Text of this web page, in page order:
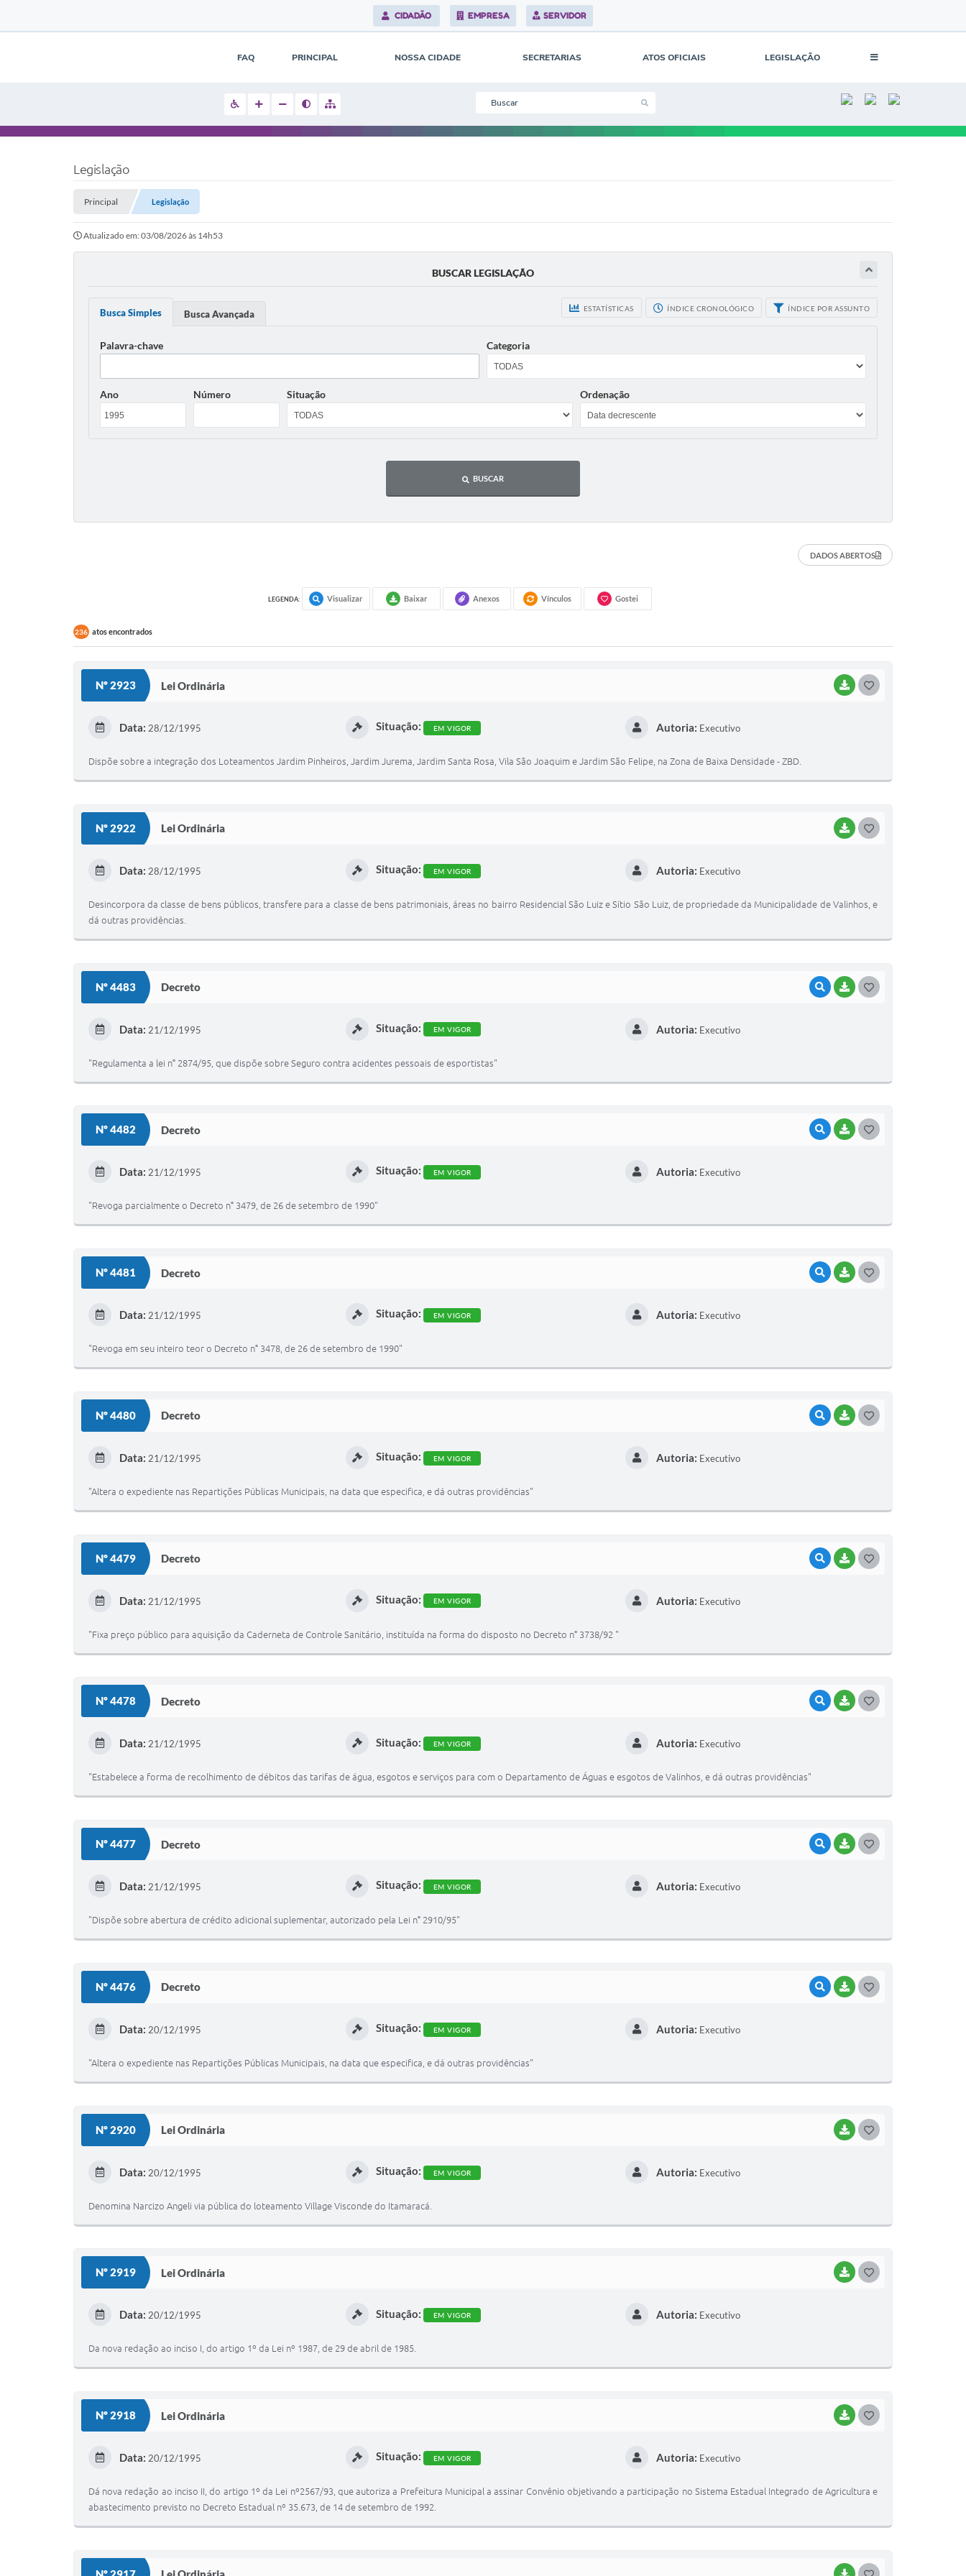
CIDADÃO EMPRESA SERVIDOR
FAQ PRINCIPAL NOSSA CIDADE SECRETARIAS ATOS OFICIAIS LEGISLAÇÃO
Legislação
Principal Legislação
Atualizado em: 03/08/2026 às 14h53
BUSCAR LEGISLAÇÃO
ESTATÍSTICAS ÍNDICE CRONOLÓGICO ÍNDICE POR ASSUNTO
Busca Simples Busca Avançada
Palavra-chave Categoria
Ano Número Situação Ordenação
BUSCAR
DADOS ABERTOS
LEGENDA: Visualizar Baixar Anexos Vínculos Gostei
236 atos encontrados
Nº 2923 Lei Ordinária BAIXAR
Data: 28/12/1995 Situação: EM VIGOR Autoria: Executivo
Dispõe sobre a integração dos Loteamentos Jardim Pinheiros, Jardim Jurema, Jardim Santa Rosa, Vila São Joaquim e Jardim São Felipe, na Zona de Baixa Densidade - ZBD.
Nº 2922 Lei Ordinária BAIXAR
I
Data: 28/12/1995 Situação: EM VIGOR Autoria: Executivo
Desincorpora da classe de bens públicos, transfere para a classe de bens patrimoniais, áreas no bairro Residencial São Luiz e Sítio São Luiz, de propriedade da Municipalidade de Valinhos, e
dá outras providências.
Nº 4483 Decreto VISUALIZAR
BAIXAR
Data: 21/12/1995 Situação: EM VIGOR Autoria: Executivo
"Regulamenta a lei n° 2874/95, que dispõe sobre Seguro contra acidentes pessoais de esportistas"
Nº 4482 Decreto VISUALIZAR
BAIXAR
Data: 21/12/1995 Situação: EM VIGOR Autoria: Executivo
"Revoga parcialmente o Decreto n° 3479, de 26 de setembro de 1990"
Nº 4481 Decreto VISUALIZAR
BAIXAR
Data: 21/12/1995 Situação: EM VIGOR Autoria: Executivo
"Revoga em seu inteiro teor o Decreto n° 3478, de 26 de setembro de 1990"
Nº 4480 Decreto VISUALIZAR
BAIXAR
Data: 21/12/1995 Situação: EM VIGOR Autoria: Executivo
"Altera o expediente nas Repartições Públicas Municipais, na data que especifica, e dá outras providências"
Nº 4479 Decreto VISUALIZAR
BAIXAR
Data: 21/12/1995 Situação: EM VIGOR Autoria: Executivo
"Fixa preço público para aquisição da Caderneta de Controle Sanitário, instituída na forma do disposto no Decreto n° 3738/92 "
Nº 4478 Decreto VISUALIZAR
BAIXAR
Data: 21/12/1995 Situação: EM VIGOR Autoria: Executivo
"Estabelece a forma de recolhimento de débitos das tarifas de água, esgotos e serviços para com o Departamento de Águas e esgotos de Valinhos, e dá outras providências"
Nº 4477 Decreto VISUALIZAR
BAIXAR
Data: 21/12/1995 Situação: EM VIGOR Autoria: Executivo
"Dispõe sobre abertura de crédito adicional suplementar, autorizado pela Lei n° 2910/95"
Nº 4476 Decreto VISUALIZAR
BAIXAR
Data: 20/12/1995 Situação: EM VIGOR Autoria: Executivo
"Altera o expediente nas Repartições Públicas Municipais, na data que especifica, e dá outras providências"
Nº 2920 Lei Ordinária BAIXAR
Data: 20/12/1995 Situação: EM VIGOR Autoria: Executivo
Denomina Narcizo Angeli via pública do loteamento Village Visconde do Itamaracá.
Nº 2919 Lei Ordinária BAIXAR
Data: 20/12/1995 Situação: EM VIGOR Autoria: Executivo
Da nova redação ao inciso I, do artigo 1º da Lei nº 1987, de 29 de abril de 1985.
Nº 2918 Lei Ordinária BAIXAR
I
Data: 20/12/1995 Situação: EM VIGOR Autoria: Executivo
Dá nova redação ao inciso II, do artigo 1º da Lei nº2567/93, que autoriza a Prefeitura Municipal a assinar Convênio objetivando a participação no Sistema Estadual Integrado de Agricultura e
abastecimento previsto no Decreto Estadual nº 35.673, de 14 de setembro de 1992.
BAIXAR